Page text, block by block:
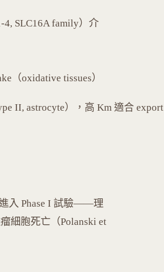
4, SLC16A family）介
（oxidative tissues）
II, astrocyte），高 Km 適合 export
入 Phase I 試驗——理
細胞死亡（Polanski et